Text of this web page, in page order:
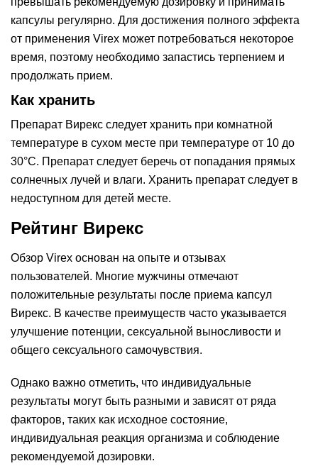
капсулы регулярно. Для достижения полного эффекта
от применения Virex может потребоваться некоторое
время, поэтому необходимо запастись терпением и
продолжать прием.
Как хранить
Препарат Вирекс следует хранить при комнатной
температуре в сухом месте при температуре от 10 до
30°C. Препарат следует беречь от попадания прямых
солнечных лучей и влаги. Хранить препарат следует в
недоступном для детей месте.
Рейтинг Вирекс
Обзор Virex основан на опыте и отзывах
пользователей. Многие мужчины отмечают
положительные результаты после приема капсул
Вирекс. В качестве преимуществ часто указывается
улучшение потенции, сексуальной выносливости и
общего сексуального самочувствия.
Однако важно отметить, что индивидуальные
результаты могут быть разными и зависят от ряда
факторов, таких как исходное состояние,
индивидуальная реакция организма и соблюдение
рекомендуемой дозировки.